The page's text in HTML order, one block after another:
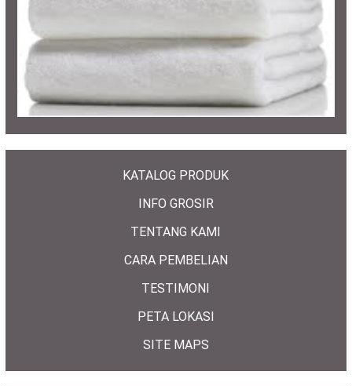
KATALOG PRODUK
INFO GROSIR
TENTANG KAMI
CARA PEMBELIAN
TESTIMONI
PETA LOKASI
SITE MAPS